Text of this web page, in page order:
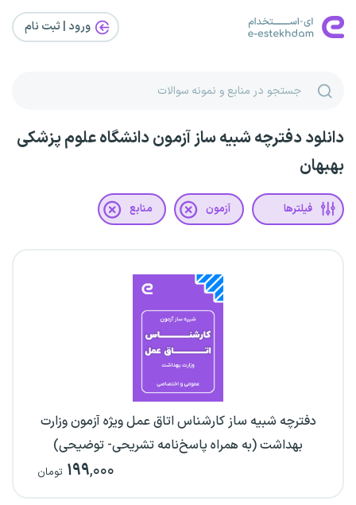
ورود | ثبت‌ نام
دانلود دفترچه شبیه ساز آزمون دانشگاه علوم پزشکی
بهبهان
فیلترها آزمون منابع
دفترچه شبیه ساز کارشناس اتاق عمل ویژه آزمون وزارت
بهداشت (به همراه پاسخ‌نامه تشریحی- توضیحی)
۱۹۹,۰۰۰ تومان